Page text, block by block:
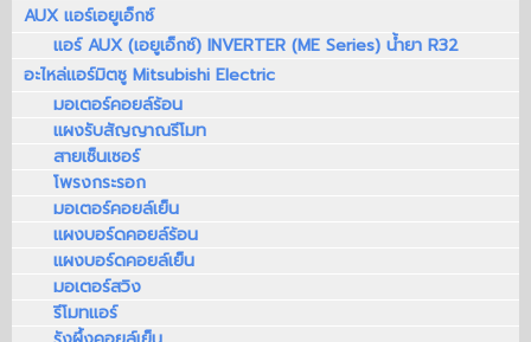
AUX แอร์เอยูเอ็กซ์
แอร์ AUX (เอยูเอ็กซ์) INVERTER (ME Series) น้ำยา R32
อะไหล่แอร์มิตซู Mitsubishi Electric
มอเตอร์คอยล์ร้อน
แผงรับสัญญาณรีโมท
สายเซ็นเซอร์
โพรงกระรอก
มอเตอร์คอยล์เย็น
แผงบอร์ดคอยล์ร้อน
แผงบอร์ดคอยล์เย็น
มอเตอร์สวิง
รีโมทแอร์